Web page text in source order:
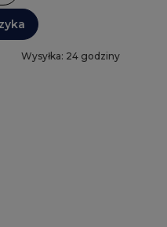
Wysyłka: 24 godziny